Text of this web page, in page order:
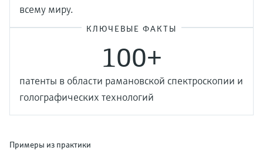
всему миру.
КЛЮЧЕВЫЕ ФАКТЫ
100+
патенты в области рамановской спектроскопии и
голографических технологий
Примеры из практики